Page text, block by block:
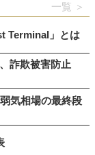
一覧 ＞
Terminal」とは
詐欺被害防止
気相場の最終段